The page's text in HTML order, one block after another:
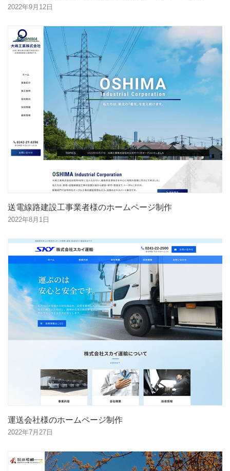
2022年9月12日
送電線路建設工事業者様のホームページ制作
2022年8月1日
運送会社様のホームページ制作
2022年7月27日